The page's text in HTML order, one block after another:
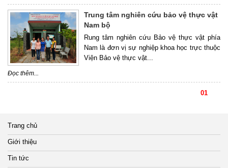
Trung tâm nghiên cứu bảo vệ thực vật
Nam bộ
Rung tâm nghiên cứu Bảo vệ thực vật phía
Nam là đơn vị sự nghiệp khoa học trực thuộc
Viện Bảo vệ thực vật...
Đọc thêm...
01
Trang chủ
Giới thiệu
Tin tức